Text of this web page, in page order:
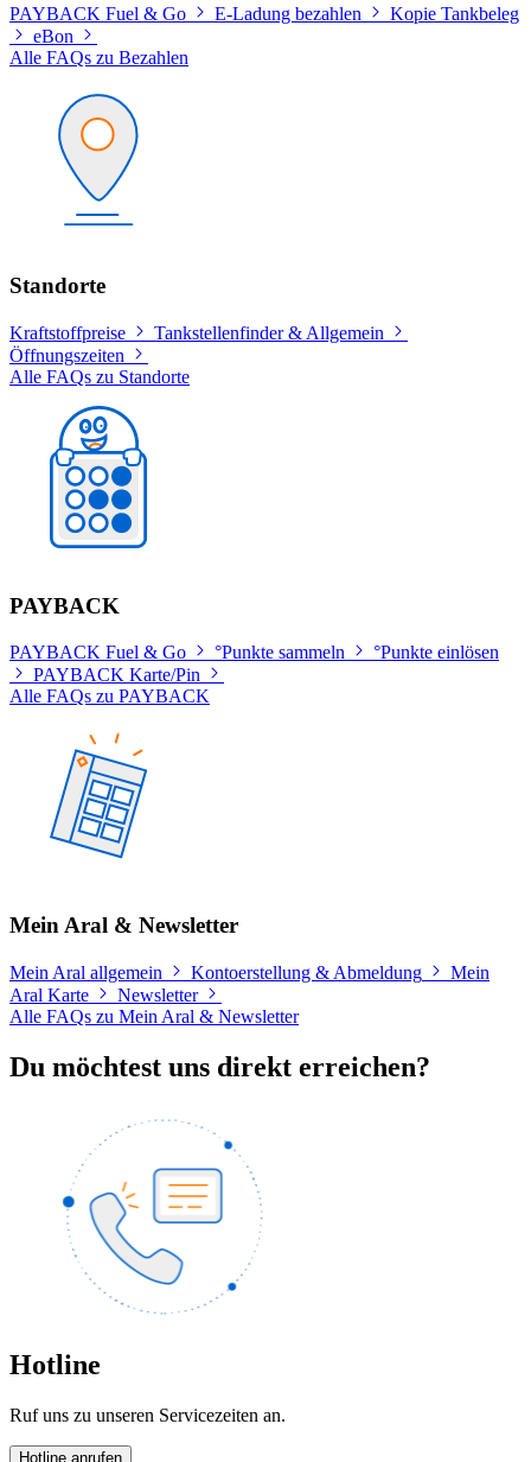
PAYBACK Fuel & Go E-Ladung bezahlen
Kopie Tankbeleg
eBon
Alle FAQs zu Bezahlen
Standorte
Kraftstoffpreise
Tankstellenfinder & Allgemein
Öffnungszeiten
Alle FAQs zu Standorte
PAYBACK
PAYBACK Fuel & Go °Punkte sammeln
°Punkte einlösen
PAYBACK Karte/Pin
Alle FAQs zu PAYBACK
Mein Aral & Newsletter
Mein Aral allgemein Kontoerstellung & Abmeldung
Mein
Aral Karte
Newsletter
Alle FAQs zu Mein Aral & Newsletter
Du möchtest uns direkt erreichen?
Hotline
Ruf uns zu unseren Servicezeiten an.
Hotline anrufen